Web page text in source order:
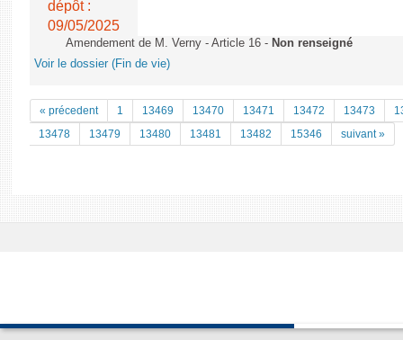
dépôt :
09/05/2025
Amendement de M. Verny - Article 16 - Non renseigné
Voir le dossier (Fin de vie)
« précedent 1 13469 13470 13471 13472 13473
13478
13479 13480 13481 13482 15346 suivant »